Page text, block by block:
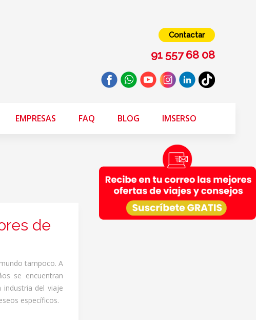
Contactar
91 557 68 08
EMPRESAS FAQ BLOG IMSERSO
de
tampoco. A
os se encuentran
industria del viaje
específicos.